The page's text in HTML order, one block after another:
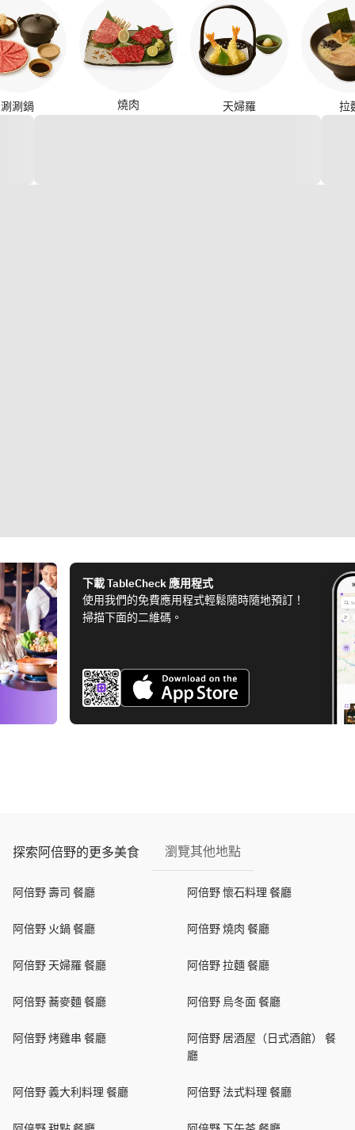
涮涮鍋 燒肉 天婦羅 拉
下載 TableCheck 應用程式
使用我們的免費應用程式輕鬆隨時隨地預訂！
掃描下面的二維碼。
探索阿倍野的更多美食 瀏覽其他地點
阿倍野 壽司 餐廳 阿倍野 懷石料理 餐廳
阿倍野 火鍋 餐廳 阿倍野 燒肉 餐廳
阿倍野 天婦羅 餐廳 阿倍野 拉麵 餐廳
阿倍野 蕎麥麵 餐廳 阿倍野 烏冬面 餐廳
阿倍野 烤雞串 餐廳
阿倍野 居酒屋（日式酒館） 餐
廳
阿倍野 義大利料理 餐廳 阿倍野 法式料理 餐廳